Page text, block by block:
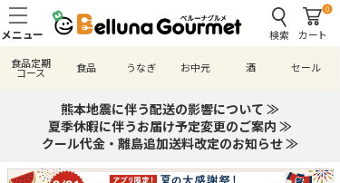
検索
0
カート
食品定期
コース 食品 うなぎ お中元 酒 セール
熊本地震に伴う配送の影響について ≫
夏季休暇に伴うお届け予定変更のご案内 ≫
クール代金・離島追加送料改定のお知らせ ≫